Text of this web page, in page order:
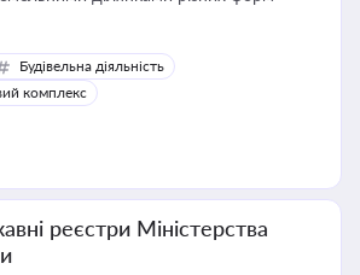
Будівельна діяльність
комплекс
реєстри Міністерства